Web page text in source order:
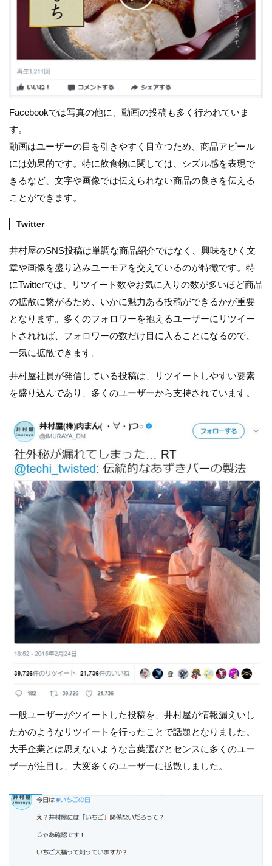
Facebookでは写真の他に、動画の投稿も多く行われていま
す。
動画はユーザーの目を引きやすく目立つため、商品アピール
には効果的です。特に飲食物に関しては、シズル感を表現で
きるなど、文字や画像では伝えられない商品の良さを伝える
ことができます。
Twitter
井村屋のSNS投稿は単調な商品紹介ではなく、興味をひく文
章や画像を盛り込みユーモアを交えているのが特徴です。特
にTwitterでは、リツイート数やお気に入りの数が多いほど商品
の拡散に繋がるため、いかに魅力ある投稿ができるかが重要
となります。多くのフォロワーを抱えるユーザーにリツイー
トされれば、フォロワーの数だけ目に入ることになるので、
一気に拡散できます。
井村屋社員が発信している投稿は、リツイートしやすい要素
を盛り込んであり、多くのユーザーから支持されています。
一般ユーザーがツイートした投稿を、井村屋が情報漏えいし
たかのようなリツイートを行ったことで話題となりました。
大手企業とは思えないような言葉選びとセンスに多くのユー
ザーが注目し、大変多くのユーザーに拡散しました。